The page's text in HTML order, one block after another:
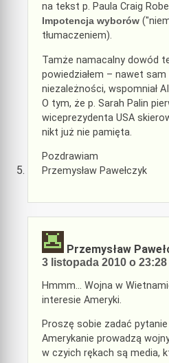
na tekst p. Paula Craig
Impotencja wyborów
tłumaczeniem).
Tamże namacalny dowód
powiedziałem – nawet sam
niezależności, wspomniał
O tym, że p. Sarah Palin
wiceprezydenta USA
nikt już nie pamięta.
Pozdrawiam
Przemysław Pawełczyk
Przemysław
3 listopada 2010 o 23:28
Hmmm… Wojna w
interesie Ameryki.
Proszę sobie zadać
Amerykanie prowadzą
w czyich rękach są media,